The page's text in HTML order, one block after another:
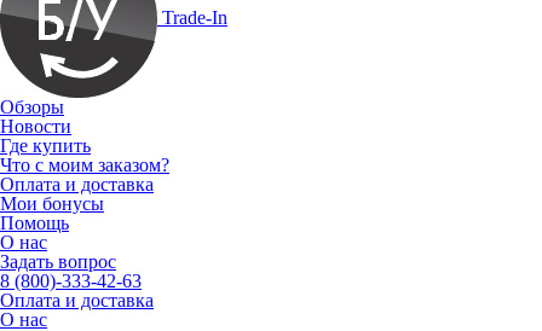
Trade-In
Обзоры
Новости
Где купить
Что с моим заказом?
Оплата и доставка
Мои бонусы
Помощь
О нас
Задать вопрос
8 (800)-333-42-63
Оплата и доставка
О нас